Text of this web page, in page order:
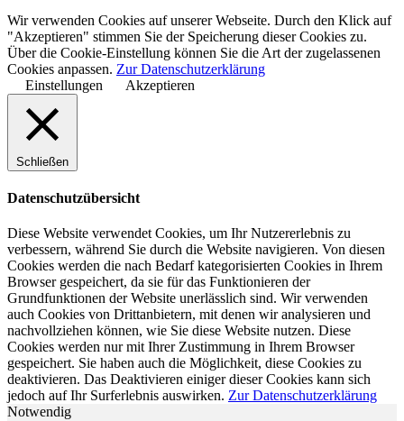
Wir verwenden Cookies auf unserer Webseite. Durch den Klick auf
"Akzeptieren" stimmen Sie der Speicherung dieser Cookies zu.
Über die Cookie-Einstellung können Sie die Art der zugelassenen
Cookies anpassen. Zur Datenschutzerklärung
Einstellungen
Akzeptieren
Schließen
Datenschutzübersicht
Diese Website verwendet Cookies, um Ihr Nutzererlebnis zu
verbessern, während Sie durch die Website navigieren. Von diesen
Cookies werden die nach Bedarf kategorisierten Cookies in Ihrem
Browser gespeichert, da sie für das Funktionieren der
Grundfunktionen der Website unerlässlich sind. Wir verwenden
auch Cookies von Drittanbietern, mit denen wir analysieren und
nachvollziehen können, wie Sie diese Website nutzen. Diese
Cookies werden nur mit Ihrer Zustimmung in Ihrem Browser
gespeichert. Sie haben auch die Möglichkeit, diese Cookies zu
deaktivieren. Das Deaktivieren einiger dieser Cookies kann sich
jedoch auf Ihr Surferlebnis auswirken. Zur Datenschutzerklärung
Notwendig